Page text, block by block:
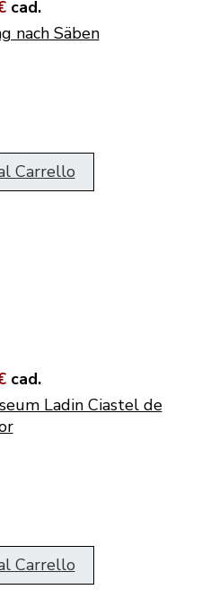
cad.
nach Säben
Carrello
cad.
Ladin Ciastel de
Carrello